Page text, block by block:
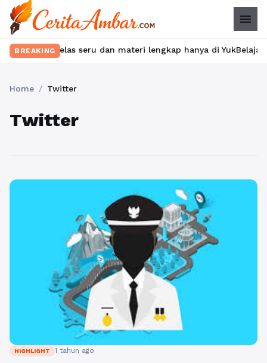
menu
BREAKING
kelas seru dan materi lengkap hanya di
Home / Twitter
Twitter
HIGHLIGHT 1 tahun ago